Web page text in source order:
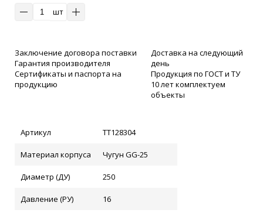
шт
Заключение договора поставки
Гарантия производителя
Сертификаты и паспорта на
продукцию
Доставка на следующий
день
Продукция по ГОСТ и ТУ
10 лет комплектуем
объекты
Артикул ТТ128304
Материал корпуса Чугун GG-25
Диаметр (ДУ) 250
Давление (РУ) 16